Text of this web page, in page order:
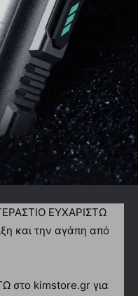
ΕΥΧΑΡΙΣΤΩ
και την αγάπη από
στο kimstore.gr για